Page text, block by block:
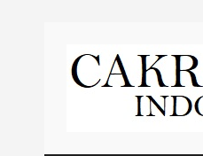
content